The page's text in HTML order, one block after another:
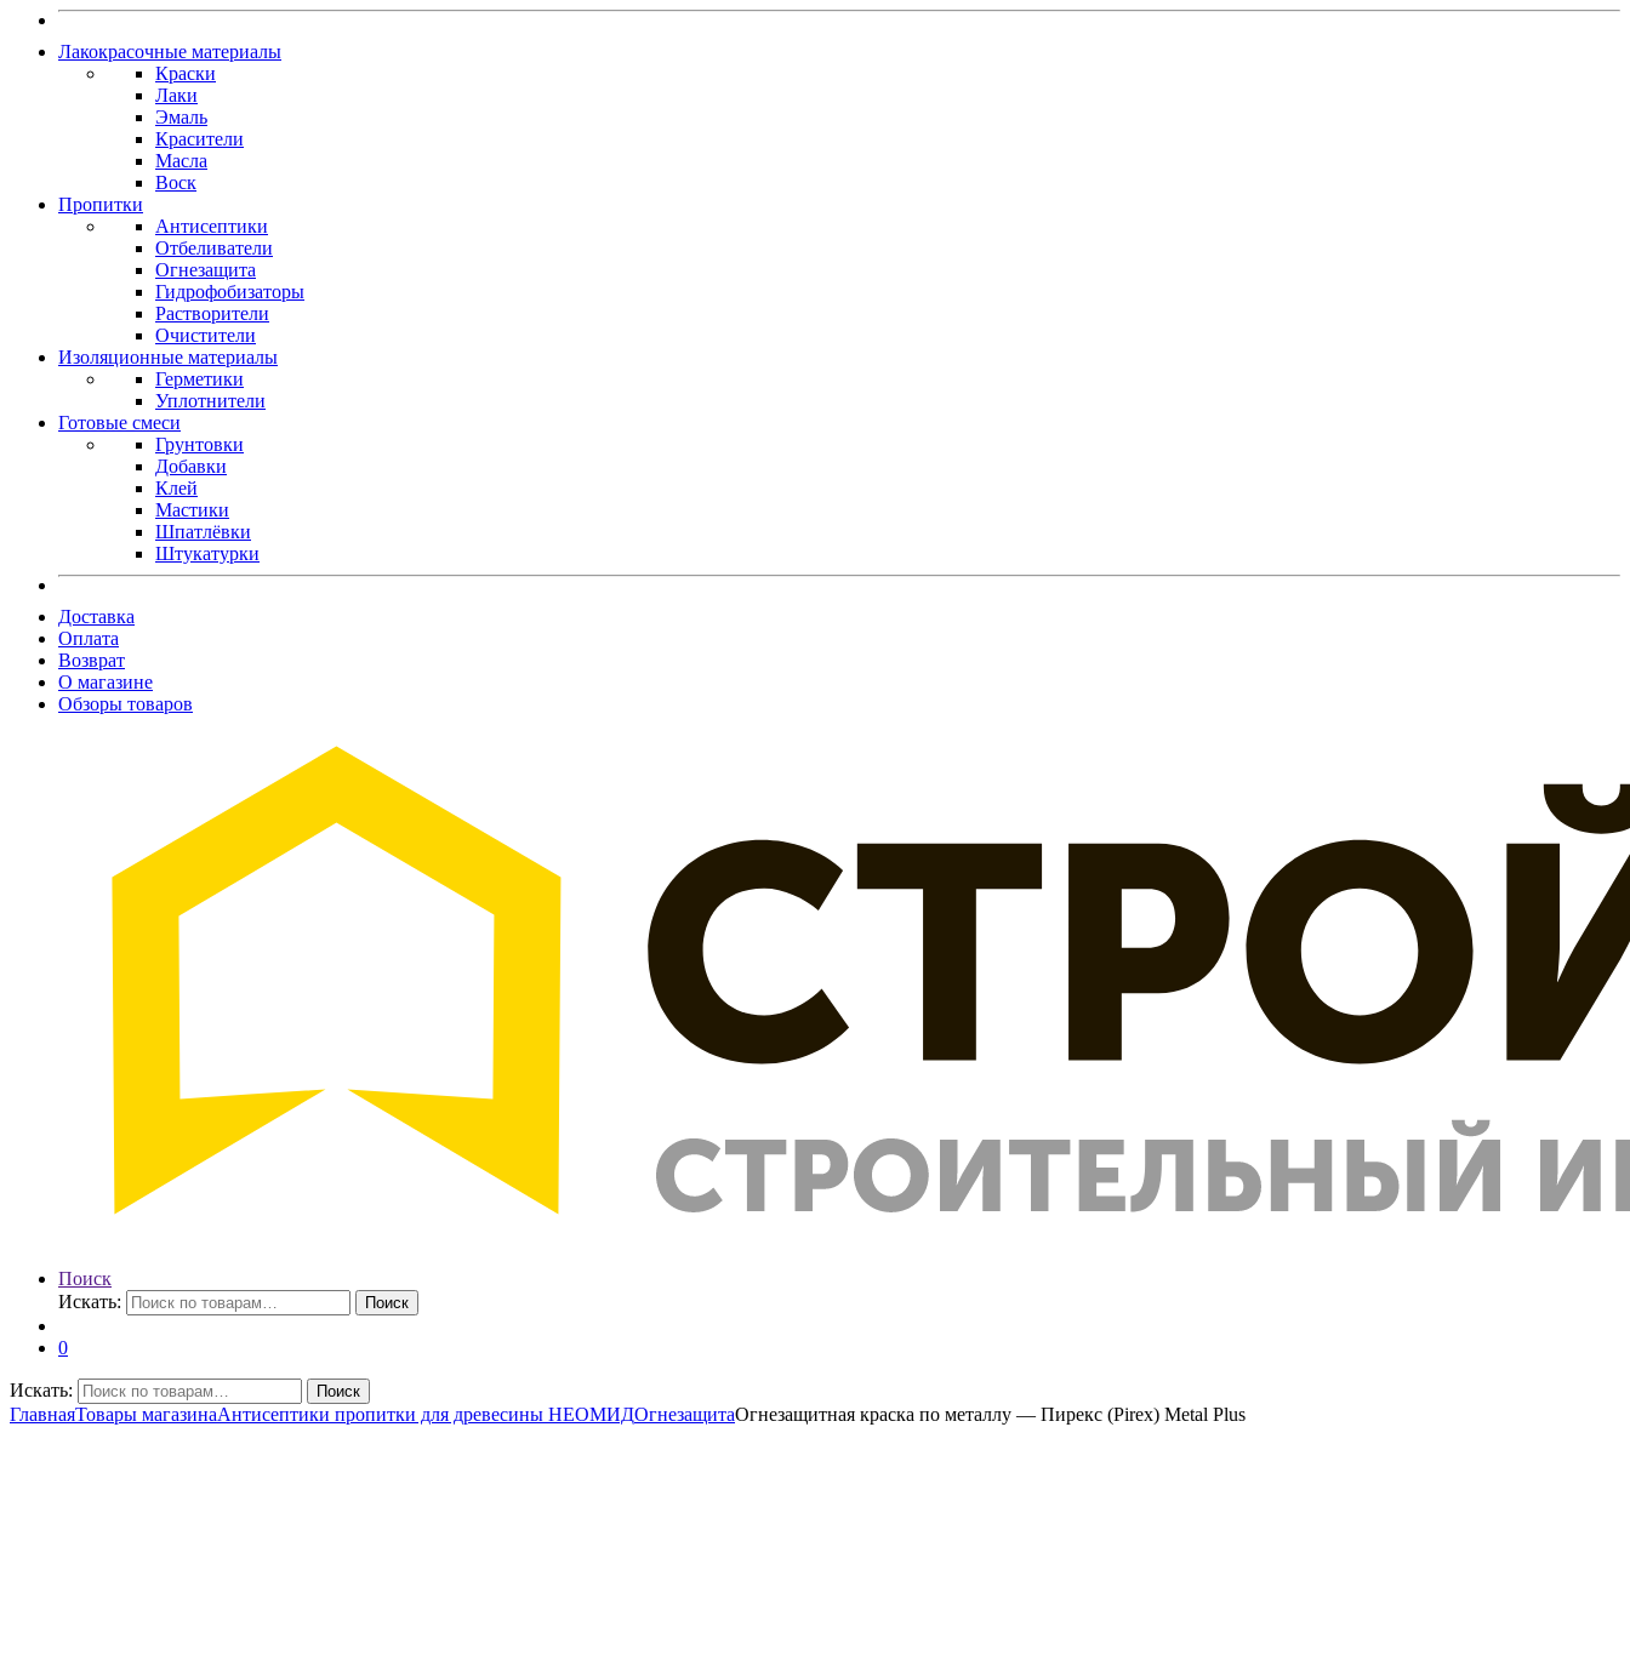
Лакокрасочные материалы
Краски
Лаки
Эмаль
Красители
Масла
Воск
Пропитки
Антисептики
Отбеливатели
Огнезащита
Гидрофобизаторы
Растворители
Очистители
Изоляционные материалы
Герметики
Уплотнители
Готовые смеси
Грунтовки
Добавки
Клей
Мастики
Шпатлёвки
Штукатурки
Доставка
Оплата
Возврат
О магазине
Обзоры товаров
Поиск
Искать:
Поиск
0
Искать: Поиск
ГлавнаяТовары магазинаАнтисептики пропитки для древесины НЕОМИДОгнезащитаОгнезащитная краска по металлу — Пирекс (Pirex) Metal Plus